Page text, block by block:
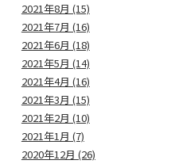
2021年8月 (15)
2021年7月 (16)
2021年6月 (18)
2021年5月 (14)
2021年4月 (16)
2021年3月 (15)
2021年2月 (10)
2021年1月 (7)
2020年12月 (26)